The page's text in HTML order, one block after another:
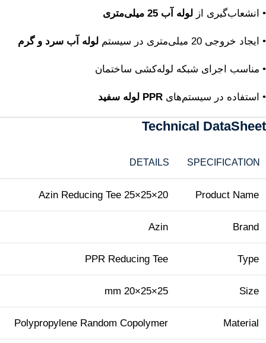
• انشعاب‌گیری از لوله آب 25 میلی‌متری
• ایجاد خروجی 20 میلی‌متری در سیستم لوله آب سرد و گرم
• مناسب اجرای شبکه لوله‌کشی ساختمان
• استفاده در سیستم‌های PPR لوله سفید
Technical DataSheet
SPECIFICATION
DETAILS
Product Name
Azin Reducing Tee 25×25×20
Brand
Azin
Type
PPR Reducing Tee
Size
25×25×20 mm
Material
Polypropylene Random Copolymer